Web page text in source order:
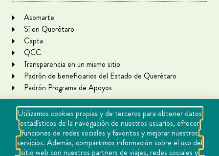
Asomarte
Sí en Querétaro
Capta
QCC
Transparencia en un mismo sitio
Padrón de beneficiarios del Estado de Querétaro
Padrón Programa de Apoyos
Utilizamos cookies propias y de terceros para obtener datos
estadísticos de la navegación de nuestros usuarios, ofrecer
funciones de redes sociales y favoritos y mejorar nuestros
servicios. Además, compartimos información sobre el uso del
sitio web con nuestros partners de viajes, redes sociales y